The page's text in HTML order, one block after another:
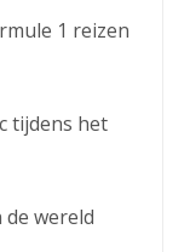
1 reizen
tijdens het
wereld